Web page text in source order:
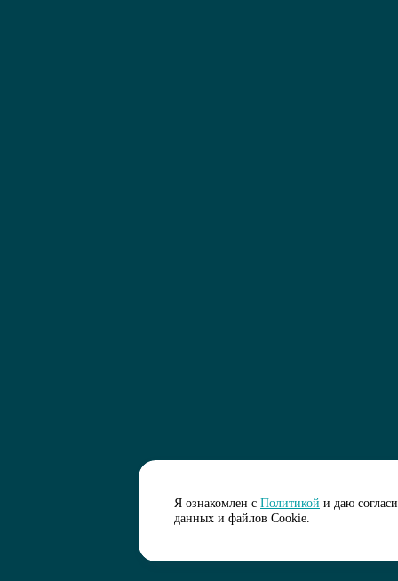
Я ознакомлен с Политикой и даю
данных и файлов Cookie.